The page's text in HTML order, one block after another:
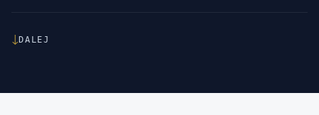
↓ DALEJ